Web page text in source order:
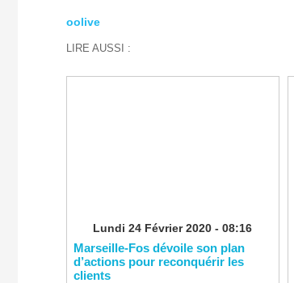
oolive
LIRE AUSSI :
Lundi 24 Février 2020 - 08:16
Marseille-Fos dévoile son plan
d’actions pour reconquérir les
clients